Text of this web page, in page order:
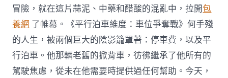
冒險，就在這片蒜泥、中藥和醋酸的混亂中，拉開包
養網 了帷幕。《平行泊車維度：車位爭奪戰》何手殘
的人生，被兩個巨大的陰影籠罩著：停車費，以及平
行泊車。他那輛老舊的掀背車，彷彿繼承了他所有的
駕駛焦慮，從未在他需要時提供過任何幫助。今天，